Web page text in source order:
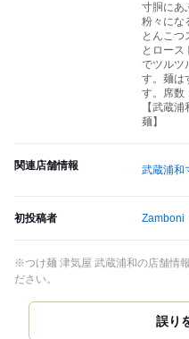
寸胴にあ
粉々にな
とんこつ
とロース
でツルツ
す。麺は
す。席数
【武蔵
麺】
関連店舗情報 武蔵浦和
初投稿者 Zamboni
※つけ麺 津気屋 武蔵浦和の店舗情
ださい。
誤り